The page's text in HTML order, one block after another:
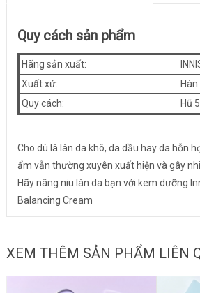
Quy cách sản phẩm
Hãng sản xuất:
Xuất xứ:
Quy cách:
Hũ
Cho dù là làn da khô, da dầu hay da hỗn
ẩm vẫn thường xuyên xuất hiện và gây
Hãy nâng niu làn da bạn với kem dưỡng
Balancing Cream
XEM THÊM SẢN PHẨM LIÊN